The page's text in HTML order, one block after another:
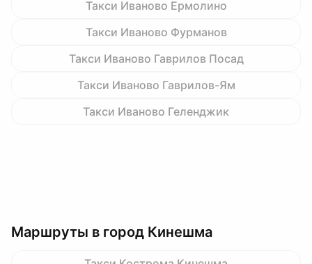
Такси Иваново Ермолино
Такси Иваново Фурманов
Такси Иваново Гаврилов Посад
Такси Иваново Гаврилов-Ям
Такси Иваново Геленджик
Маршруты в город Кинешма